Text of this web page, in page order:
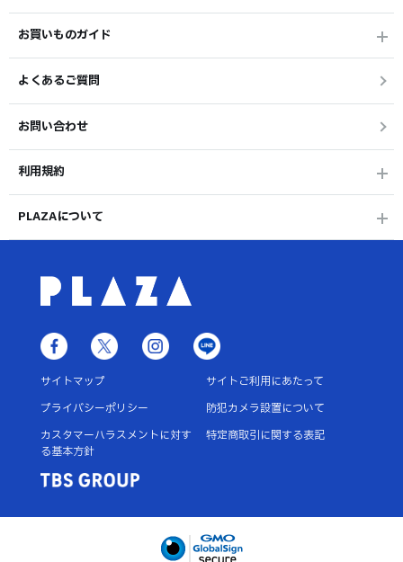
お買いものガイド
よくあるご質問
お問い合わせ
利用規約
PLAZAについて
サイトマップ
サイトご利用にあたって
プライバシーポリシー
防犯カメラ設置について
カスタマーハラスメントに対す
る基本方針
特定商取引に関する表記